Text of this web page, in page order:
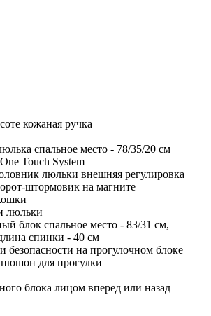
кожаная ручка
спальное место - 78/35/20 см
Touch System
люльки внешняя регулировка
штормовик на магните
люльки
блок спальное место - 83/31 см,
спинки - 40 см
безопасности на прогулочном блоке
для прогулки
блока лицом вперед или назад